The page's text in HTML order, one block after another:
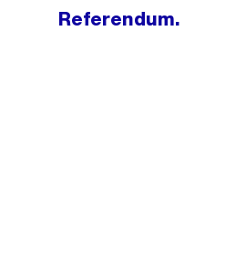
Referendum.